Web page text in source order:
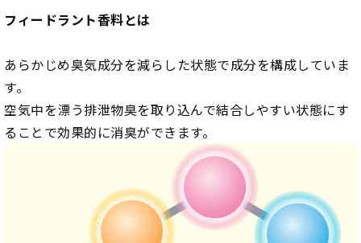
フィードラント香料とは
あらかじめ臭気成分を減らした状態で成分を構成していま
す。
空気中を漂う排泄物臭を取り込んで結合しやすい状態にす
ることで効果的に消臭ができます。